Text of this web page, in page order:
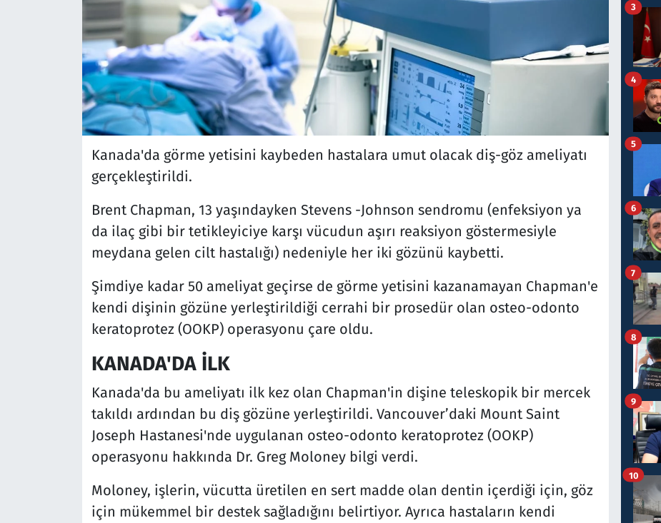
Kanada'da görme yetisini kaybeden hastalara umut olacak diş-göz ameliyatı
gerçekleştirildi.
Brent Chapman, 13 yaşındayken Stevens -Johnson sendromu (enfeksiyon ya
da ilaç gibi bir tetikleyiciye karşı vücudun aşırı reaksiyon göstermesiyle
meydana gelen cilt hastalığı) nedeniyle her iki gözünü kaybetti.
Şimdiye kadar 50 ameliyat geçirse de görme yetisini kazanamayan Chapman'e
kendi dişinin gözüne yerleştirildiği cerrahi bir prosedür olan osteo-odonto
keratoprotez (OOKP) operasyonu çare oldu.
KANADA'DA İLK
Kanada'da bu ameliyatı ilk kez olan Chapman'in dişine teleskopik bir mercek
takıldı ardından bu diş gözüne yerleştirildi. Vancouver’daki Mount Saint
Joseph Hastanesi'nde uygulanan osteo-odonto keratoprotez (OOKP)
operasyonu hakkında Dr. Greg Moloney bilgi verdi.
Moloney, işlerin, vücutta üretilen en sert madde olan dentin içerdiği için, göz
için mükemmel bir destek sağladığını belirtiyor. Ayrıca hastaların kendi
3
4
5
6
7
8
9
10